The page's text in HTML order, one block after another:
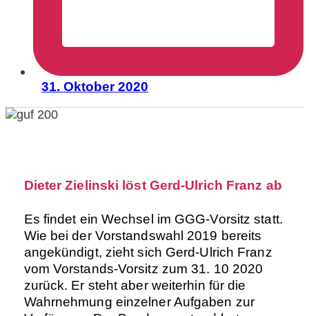
31. Oktober 2020
Dieter Zielinski löst Gerd-Ulrich Franz ab
Es findet ein Wechsel im GGG-Vorsitz statt.
Wie bei der Vorstandswahl 2019 bereits
angekündigt, zieht sich Gerd-Ulrich Franz
vom Vorstands-Vorsitz zum 31. 10 2020
zurück. Er steht aber weiterhin für die
Wahrnehmung einzelner Aufgaben zur